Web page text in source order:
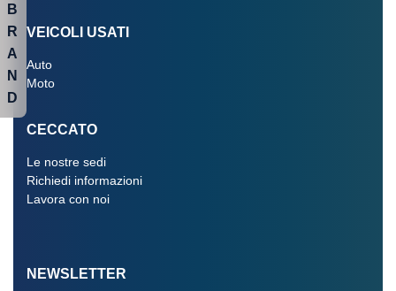
VEICOLI USATI
Auto
Moto
CECCATO
Le nostre sedi
Richiedi informazioni
Lavora con noi
NEWSLETTER
B
R
A
N
D